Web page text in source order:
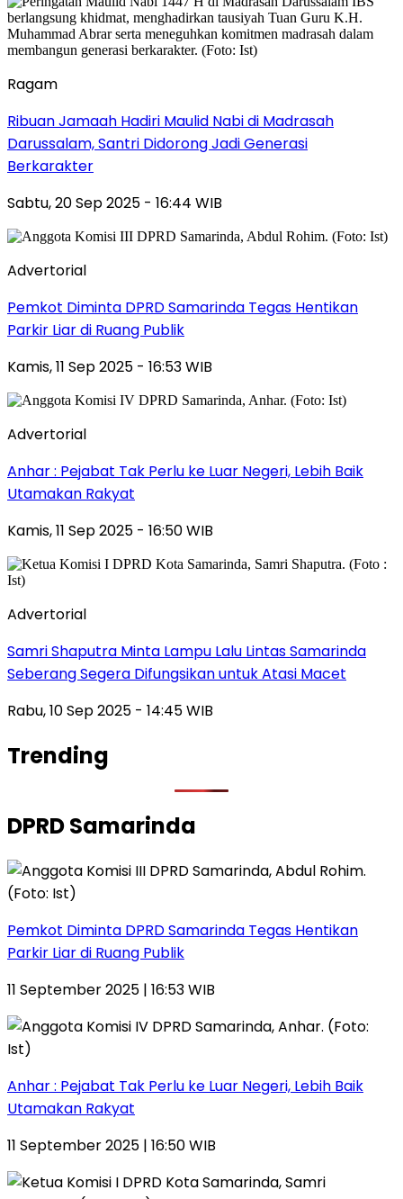
Ragam
Ribuan Jamaah Hadiri Maulid Nabi di Madrasah
Darussalam, Santri Didorong Jadi Generasi
Berkarakter
Sabtu, 20 Sep 2025 - 16:44 WIB
Advertorial
Pemkot Diminta DPRD Samarinda Tegas Hentikan
Parkir Liar di Ruang Publik
Kamis, 11 Sep 2025 - 16:53 WIB
Advertorial
Anhar : Pejabat Tak Perlu ke Luar Negeri, Lebih Baik
Utamakan Rakyat
Kamis, 11 Sep 2025 - 16:50 WIB
Advertorial
Samri Shaputra Minta Lampu Lalu Lintas Samarinda
Seberang Segera Difungsikan untuk Atasi Macet
Rabu, 10 Sep 2025 - 14:45 WIB
Trending
DPRD Samarinda
Pemkot Diminta DPRD Samarinda Tegas Hentikan
Parkir Liar di Ruang Publik
11 September 2025 | 16:53 WIB
Anhar : Pejabat Tak Perlu ke Luar Negeri, Lebih Baik
Utamakan Rakyat
11 September 2025 | 16:50 WIB